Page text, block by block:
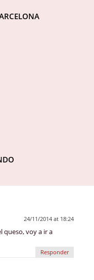
24/11/2014 at 18:24
queso, voy a ir a
Responder